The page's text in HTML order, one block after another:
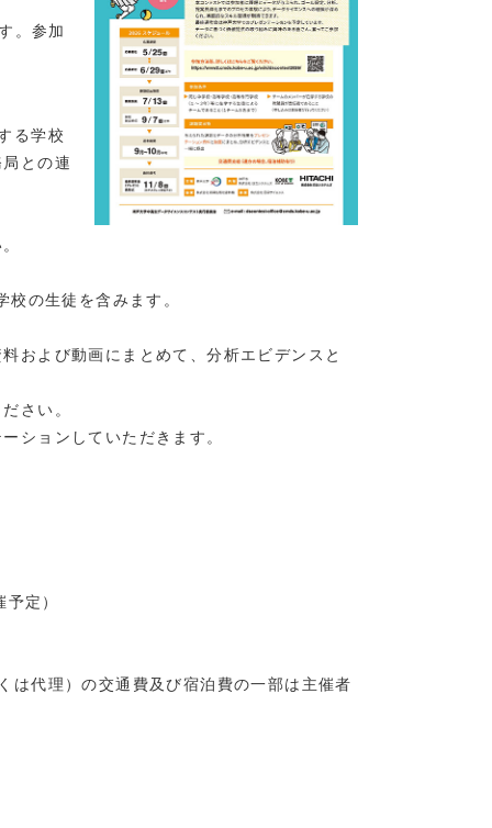
。参加
る学校
との連
の生徒を含みます。
および動画にまとめて、分析エビデンスと
さい。
ションしていただきます。
定）
は代理）の交通費及び宿泊費の一部は主催者